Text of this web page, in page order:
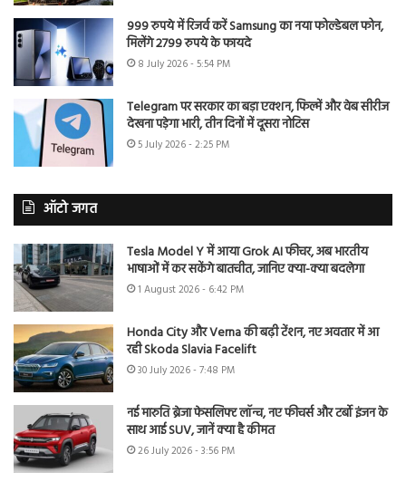
999 रुपये में रिजर्व करें Samsung का नया फोल्डेबल फोन,
मिलेंगे 2799 रुपये के फायदे
8 July 2026 - 5:54 PM
Telegram पर सरकार का बड़ा एक्शन, फिल्में और वेब सीरीज
देखना पड़ेगा भारी, तीन दिनों में दूसरा नोटिस
5 July 2026 - 2:25 PM
ऑटो जगत
Tesla Model Y में आया Grok AI फीचर, अब भारतीय
भाषाओं में कर सकेंगे बातचीत, जानिए क्या-क्या बदलेगा
1 August 2026 - 6:42 PM
Honda City और Verna की बढ़ी टेंशन, नए अवतार में आ
रही Skoda Slavia Facelift
30 July 2026 - 7:48 PM
नई मारुति ब्रेजा फेसलिफ्ट लॉन्च, नए फीचर्स और टर्बो इंजन के
साथ आई SUV, जानें क्या है कीमत
26 July 2026 - 3:56 PM